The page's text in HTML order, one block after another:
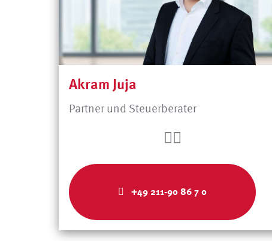
Akram Juja
Partner und Steuerberater
+49 211-90 86 7 0